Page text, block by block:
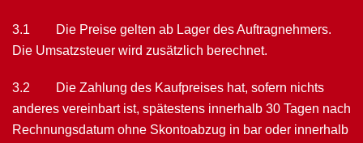
3.1 Die Preise gelten ab Lager des Auftragnehmers.
Die Umsatzsteuer wird zusätz­lich berechnet.
3.2 Die Zahlung des Kaufpreises hat, sofern nichts
anderes vereinbart ist, spätestens innerhalb 30 Tagen nach
Rechnungsdatum ohne Skontoabzug in bar oder inner­halb